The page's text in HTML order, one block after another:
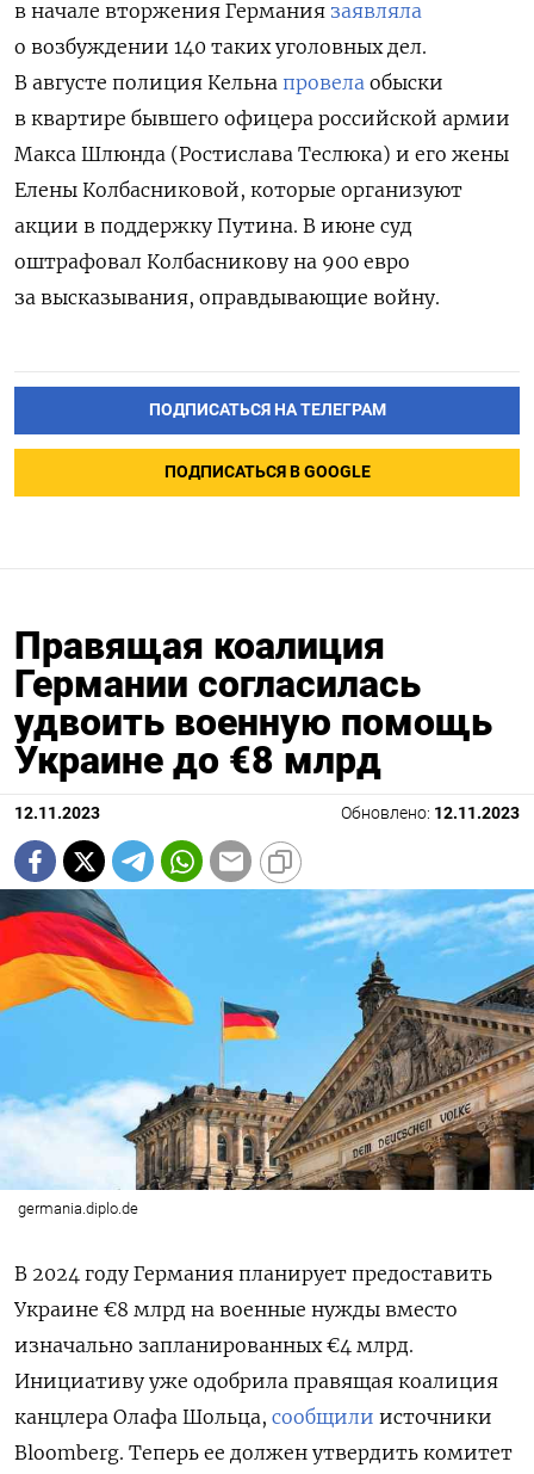
в начале вторжения Германия заявляла
о возбуждении 140 таких уголовных дел.
В августе полиция Кельна провела обыски
в квартире бывшего офицера российской армии
Макса Шлюнда (Ростислава Теслюка) и его жены
Елены Колбасниковой, которые организуют
акции в поддержку Путина. В июне суд
оштрафовал Колбасникову на 900 евро
за высказывания, оправдывающие войну.
ПОДПИСАТЬСЯ НА ТЕЛЕГРАМ
ПОДПИСАТЬСЯ В GOOGLE
Правящая коалиция
Германии согласилась
удвоить военную помощь
Украине до €8 млрд
12.11.2023 Обновлено: 12.11.2023
germania.diplo.de
В 2024 году Германия планирует предоставить
Украине €8 млрд на военные нужды вместо
изначально запланированных €4 млрд.
Инициативу уже одобрила правящая коалиция
канцлера Олафа Шольца, сообщили источники
Bloomberg. Теперь ее должен утвердить комитет